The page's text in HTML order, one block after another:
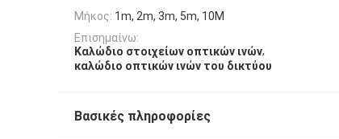
Μήκος: 1m, 2m, 3m, 5m, 10M
Επισημαίνω:
Καλώδιο στοιχείων οπτικών ινών,
καλώδιο οπτικών ινών του δικτύου
Βασικές πληροφορίες